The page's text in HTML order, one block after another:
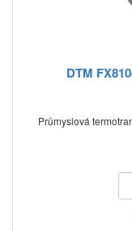
DTM
Průmyslová